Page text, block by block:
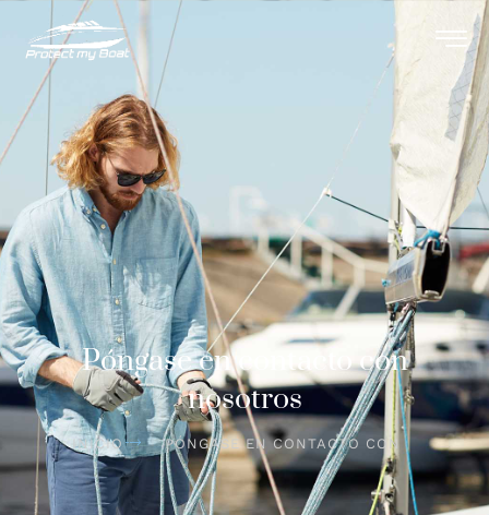
Póngase en contacto con
nosotros
INICIO PÓNGASE EN CONTACTO CON